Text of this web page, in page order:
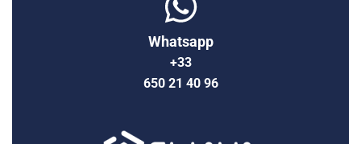
Whatsapp
+33
650 21 40 96